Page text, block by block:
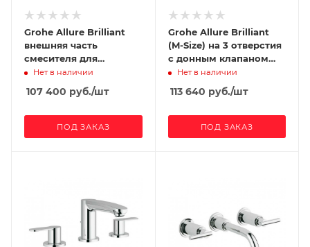
Grohe Allure Brilliant
внешняя часть
смесителя для
раковины на 3
отверстия (вынос 210
мм)
Нет в наличии
107 400 руб./шт
ПОД ЗАКАЗ
Grohe Allure Brilliant
(M-Size) на 3 отверстия
с донным клапаном
(высокий излив)
Нет в наличии
113 640 руб./шт
ПОД ЗАКАЗ